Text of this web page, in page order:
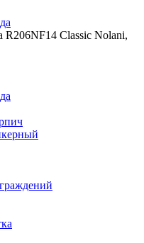
R206NF14 Classic Nolani,